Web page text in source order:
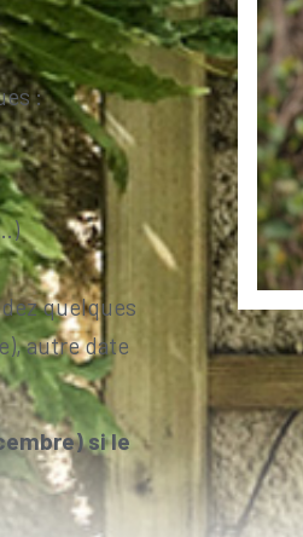
:
quelques
autre date
si le